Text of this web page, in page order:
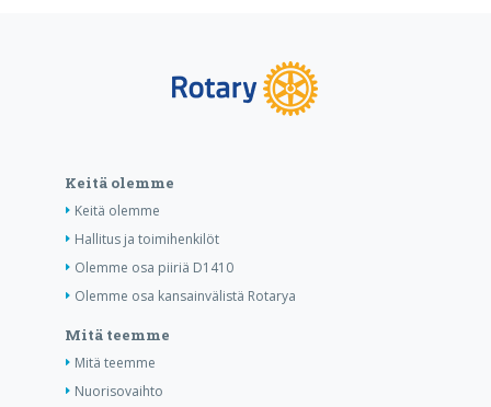
Keitä olemme
Keitä olemme
Hallitus ja toimihenkilöt
Olemme osa piiriä D1410
Olemme osa kansainvälistä Rotarya
Mitä teemme
Mitä teemme
Nuorisovaihto